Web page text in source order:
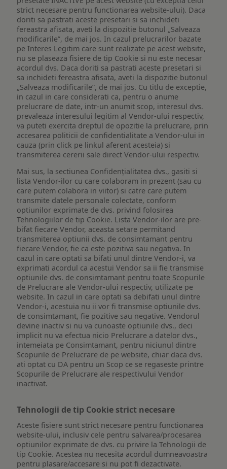
strict necesare pentru functionarea website-ului). Daca
doriti sa pastrati aceste presetari si sa inchideti
fereastra afisata, aveti la dispozitie butonul „Salveaza
modificarile”, de mai jos. In cazul prelucrarilor bazate
pe Interes Legitim care sunt realizate pe acest website,
nu se plaseaza fisiere de tip Cookie si nu este necesar
acordul dvs. Daca doriti sa pastrati aceste presetari si
sa inchideti fereastra afisata, aveti la dispozitie butonul
„Salveaza modificarile”, de mai jos. Cu titlu de exceptie,
in cazul in care considerati ca, pentru o anume
prelucrare de date, intr-un anumit scop, interesul dvs.
prevaleaza interesului legitim al Vendor-ului respectiv,
va puteti exercita dreptul de opozitie la prelucrare, prin
accesarea politicii de confidentialitate a Vendor-ului in
cauza (prin click pe linkul aferent acesteia) si
transmiterea cererii sale direct Vendor-ului respectiv.
Mai sus, la sectiunea Confidențialitatea dvs., gasiti si
lista Vendor-ilor cu care colaboram in prezent (sau cu
care putem colabora in viitor) si catre care putem
transmite datele personale colectate, conform
optiunilor exprimate de dvs. privind folosirea
Tehnologiilor de tip Cookie. Lista Vendor-ilor are pre-
bifat fiecare Vendor, aceasta setare permitand
transmiterea optiunii dvs. de consimtamant pentru
fiecare Vendor, fie ca este pozitiva sau negativa. In
cazul in care optati sa bifati unul dintre Vendor-i, va
exprimati acordul ca acestui Vendor sa ii fie transmise
optiunile dvs. de consimtamant pentru toate Scopurile
de Prelucrare ale Vendor-ului respectiv, utilizate pe
website. In cazul in care optati sa debifati unul dintre
Vendor-i, acestuia nu ii vor fi transmise optiunile dvs.
de consimtamant, fie pozitive sau negative. Vendorul
devine inactiv si nu va cunoaste optiunile dvs., deci
implicit nu va efectua nicio Prelucrare a datelor dvs.,
intemeiata pe Consimtamant, pentru niciunul dintre
Scopurile de Prelucrare de pe website, chiar daca dvs.
ati optat cu DA pentru un Scop ce se regaseste printre
Scopurile de Prelucrare ale respectivului Vendor
inactivat.
Tehnologii de tip Cookie strict necesare
Aceste fisiere sunt strict necesare pentru functionarea
website-ului, inclusiv cele pentru salvarea/procesarea
optiunilor exprimate de dvs. cu privire la Tehnologii de
tip Cookie. Acestea nu necesita acordul dumneavoastra
pentru plasare/accesare si nu pot fi dezactivate.